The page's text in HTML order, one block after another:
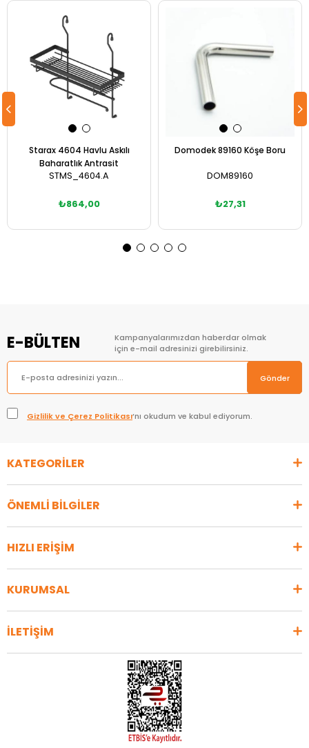
Starax 4604 Havlu Askılı
Baharatlık Antrasit
STMS_4604.A
₺864,00
Domodek 89160 Köşe Boru
DOM89160
₺27,31
E-BÜLTEN
Kampanyalarımızdan haberdar olmak
için e-mail adresinizi girebilirsiniz.
Gönder
Gizlilik ve Çerez Politikası’nı okudum ve kabul ediyorum.
KATEGORİLER
ÖNEMLİ BİLGİLER
HIZLI ERİŞİM
KURUMSAL
İLETİŞİM